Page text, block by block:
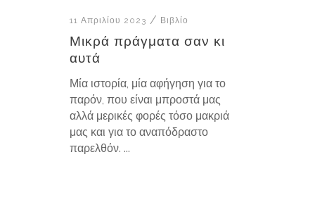
11 Απριλίου 2023 Βιβλίο
Μικρά πράγματα σαν κι
αυτά
Μία ιστορία, μία αφήγηση για το
παρόν, που είναι μπροστά μας
αλλά μερικές φορές τόσο μακριά
μας και για το αναπόδραστο
παρελθόν. ...